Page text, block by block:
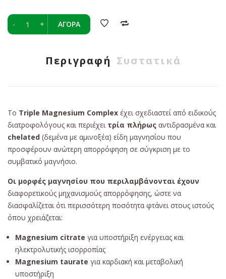
- + ΑΓΟΡΆ
Περιγραφή Συστατικά
Το Triple Magnesium Complex έχει σχεδιαστεί από ειδικούς
διατροφολόγους και περιέχει τρία πλήρως αντιδρασμένα και
chelated (δεμένα με αμινοξέα) είδη μαγνησίου που
προσφέρουν ανώτερη απορρόφηση σε σύγκριση με το
συμβατικό μαγνήσιο.
Οι μορφές μαγνησίου που περιλαμβάνονται έχουν
διαφορετικούς μηχανισμούς απορρόφησης, ώστε να
διασφαλίζεται ότι περισσότερη ποσότητα φτάνει στους ιστούς
όπου χρειάζεται:
Magnesium citrate για υποστήριξη ενέργειας και
ηλεκτρολυτικής ισορροπίας
Magnesium taurate για καρδιακή και μεταβολική
υποστήριξη